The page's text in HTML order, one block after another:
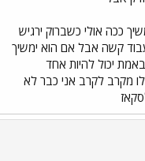
ככה אולי כשברוק ירגיש
קשה אבל אם הוא ימשיך
יכול להיות אחד
מקרב לקרב אני כבר לא